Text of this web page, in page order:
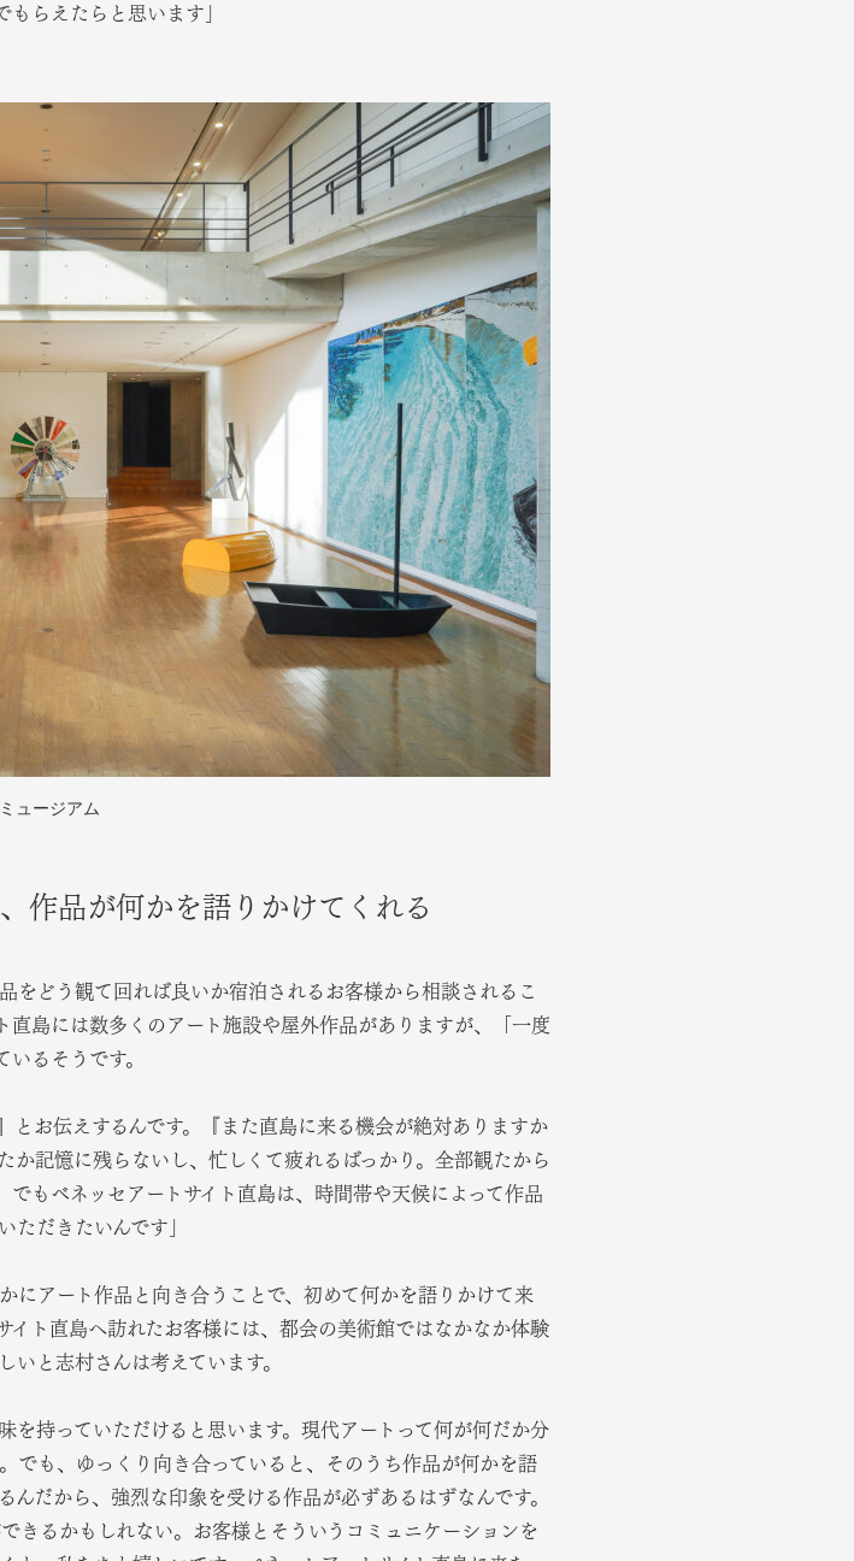
もらえたらと思います」
ュージアム
作品が何かを語りかけてくれる
をどう観て回れば良いか宿泊されるお客様から相談されるこ
直島には数多くのアート施設や屋外作品がありますが、「一度
るそうです。
とお伝えするんです。『また直島に来る機会が絶対ありますか
か記憶に残らないし、忙しくて疲れるばっかり。全部観たから
もベネッセアートサイト直島は、時間帯や天候によって作品
ただきたいんです」
にアート作品と向き合うことで、初めて何かを語りかけて来
イト直島へ訪れたお客様には、都会の美術館ではなかなか体験
いと志村さんは考えています。
を持っていただけると思います。現代アートって何が何だか分
でも、ゆっくり向き合っていると、そのうち作品が何かを語
だから、強烈な印象を受ける作品が必ずあるはずなんです。
きるかもしれない。お客様とそういうコミュニケーションを